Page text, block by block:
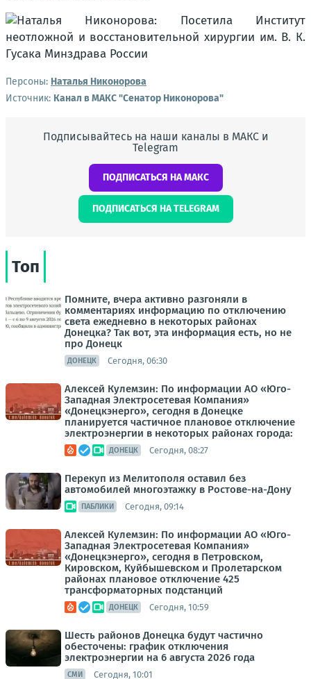
Персоны: Наталья Никонорова
Источник: Канал в МАКС "Сенатор Никонорова"
Подписывайтесь на наши каналы в МАКС и
Telegram
ПОДПИСАТЬСЯ НА МАКС
ПОДПИСАТЬСЯ НА TELEGRAM
Топ
Помните, вчера активно разгоняли в
комментариях информацию по отключению
света ежедневно в некоторых районах
Донецка? Так вот, эта информация есть, но не
про Донецк
ДОНЕЦК Сегодня, 06:30
Алексей Кулемзин: По информации АО «Юго-
Западная Электросетевая Компания»
«Донецкэнерго», сегодня в Донецке
планируется частичное плановое отключение
электроэнергии в некоторых районах города:
ДОНЕЦК Сегодня, 08:27
Перекуп из Мелитополя оставил без
автомобилей многоэтажку в Ростове-на-Дону
ПАБЛИКИ Сегодня, 09:14
Алексей Кулемзин: По информации АО «Юго-
Западная Электросетевая Компания»
«Донецкэнерго», сегодня в Петровском,
Кировском, Куйбышевском и Пролетарском
районах плановое отключение 425
трансформаторных подстанций
ДОНЕЦК Сегодня, 10:59
Шесть районов Донецка будут частично
обесточены: график отключения
электроэнергии на 6 августа 2026 года
СМИ Сегодня, 10:01